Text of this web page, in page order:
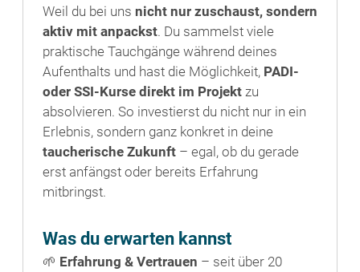
Weil du bei uns nicht nur zuschaust, sondern
aktiv mit anpackst. Du sammelst viele
praktische Tauchgänge während deines
Aufenthalts und hast die Möglichkeit, PADI-
oder SSI-Kurse direkt im Projekt zu
absolvieren. So investierst du nicht nur in ein
Erlebnis, sondern ganz konkret in deine
taucherische Zukunft – egal, ob du gerade
erst anfängst oder bereits Erfahrung
mitbringst.
Was du erwarten kannst
🌱 Erfahrung & Vertrauen – seit über 20